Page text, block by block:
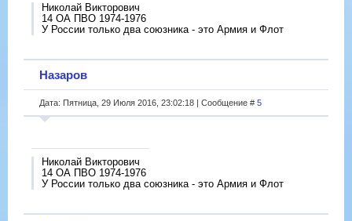
Николай Викторович
14 ОА ПВО 1974-1976
У России только два союзника - это Армия и Флот
Назаров
Дата: Пятница, 29 Июля 2016, 23:02:18 | Сообщение # 5
Николай Викторович
14 ОА ПВО 1974-1976
У России только два союзника - это Армия и Флот